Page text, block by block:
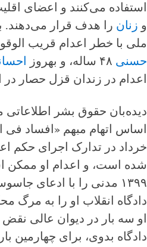
استفاده می‌کنند و اعضای
و زنان را هدف قرار می‌دهند.
ملی با خطر اعدام قریب الوقوع
حسنی
اعدام در زندان قزل حصار در
دیده‌بان حقوق بشر اطلاعاتی
خرداد در تدارک اجرای حکم
۱۳۹۹ مدنی را با ادعای
دادگاه انقلاب او را به مرگ
او سه بار در دیوان عالی
دادگاه بدوی، برای چهارمین